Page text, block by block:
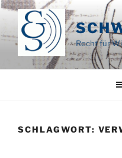
Zum
springen
Recht für
SCHLAGWORT: